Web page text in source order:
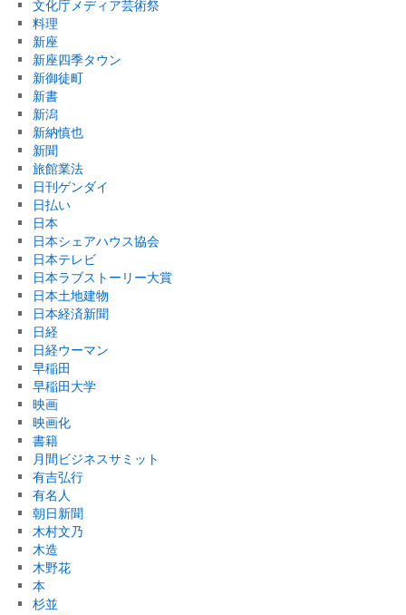
文化庁メディア芸術祭
料理
新座
新座四季タウン
新御徒町
新書
新潟
新納慎也
新聞
旅館業法
日刊ゲンダイ
日払い
日本
日本シェアハウス協会
日本テレビ
日本ラブストーリー大賞
日本土地建物
日本経済新聞
日経
日経ウーマン
早稲田
早稲田大学
映画
映画化
書籍
月間ビジネスサミット
有吉弘行
有名人
朝日新聞
木村文乃
木造
木野花
本
杉並